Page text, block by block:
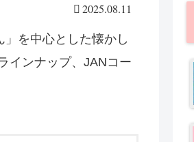
2025.08.11
を中心とした懐かし
インナップ、JANコー